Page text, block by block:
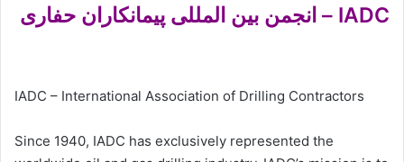
IADC – انجمن بین المللی پیمانکاران حفاری
IADC – International Association of Drilling Contractors
Since 1940, IADC has exclusively represented the